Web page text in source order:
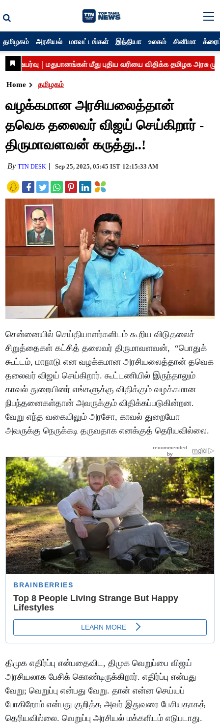
தமிழகம் அரசியல் மாவட்டங்கள் இந்தியா உலகம் சினிமா
Home தமிழகம்
வழக்கமான அரசியலைத்தான்
தவெக தலைவர் விஜய் செய்கிறார் -
திருமாவளவன் கருத்து..!
ByTTN DESK Sep 25, 2025, 05:45 IST 12:15:33 AM
சென்னையில் செய்தியாளர்களிடம் கூறிய விடுதலைச்
சிறுத்தைகள் கட்சித் தலைவர் திருமாவளவன், “பொதுக்
கூட்டம், மாநாடு என வழக்கமான அரசியலைத்தான் தவெக
தலைவர் விஜய் செய்கிறார். கூட்டணியில் இருந்தாலும்
காவல் துறையினர் எங்களுக்கு விதிக்கும் வழக்கமான
நிபந்தனைகள்தான் அவருக்கும் விதிக்கப்படுகின்றன.
வேறு எந்த வகையிலும் அரசோ, காவல் துறையோ
அவருக்கு நெருக்கடி தருவதாக எனக்குத் தெரியவில்லை.
திமுக எதிர்ப்பு என்பதைவிட, திமுக வெறுப்பை விஜய்
அரசியலாக பேசிக் கொண்டிருக்கிறார். எதிர்ப்பு என்பது
வேறு; வெறுப்பு என்பது வேறு. தான் என்ன செய்யப்
போகிறோம் என்பது குறித்த அவர் இதுவரை பேசியதாகத்
தெரியவில்லை. வெறுப்பு அரசியல் மக்களிடம் எடுபடாது.